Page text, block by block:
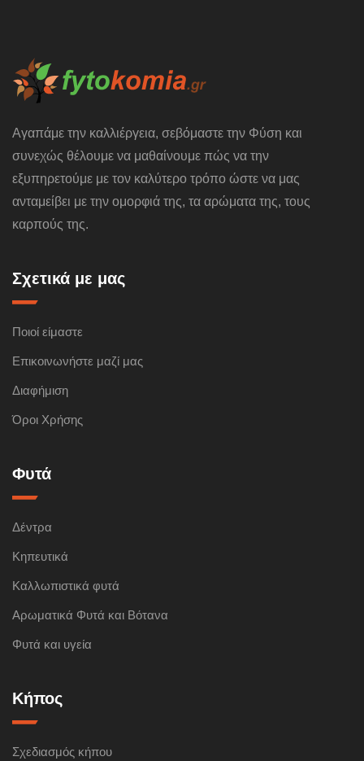
Αγαπάμε την καλλιέργεια, σεβόμαστε την Φύση και
συνεχώς θέλουμε να μαθαίνουμε πώς να την
εξυπηρετούμε με τον καλύτερο τρόπο ώστε να μας
ανταμείβει με την ομορφιά της, τα αρώματα της, τους
καρπούς της.
Σχετικά με μας
Ποιοί είμαστε
Επικοινωνήστε μαζί μας
Διαφήμιση
Όροι Χρήσης
Φυτά
Δέντρα
Κηπευτικά
Καλλωπιστικά φυτά
Αρωματικά Φυτά και Βότανα
Φυτά και υγεία
Κήπος
Σχεδιασμός κήπου